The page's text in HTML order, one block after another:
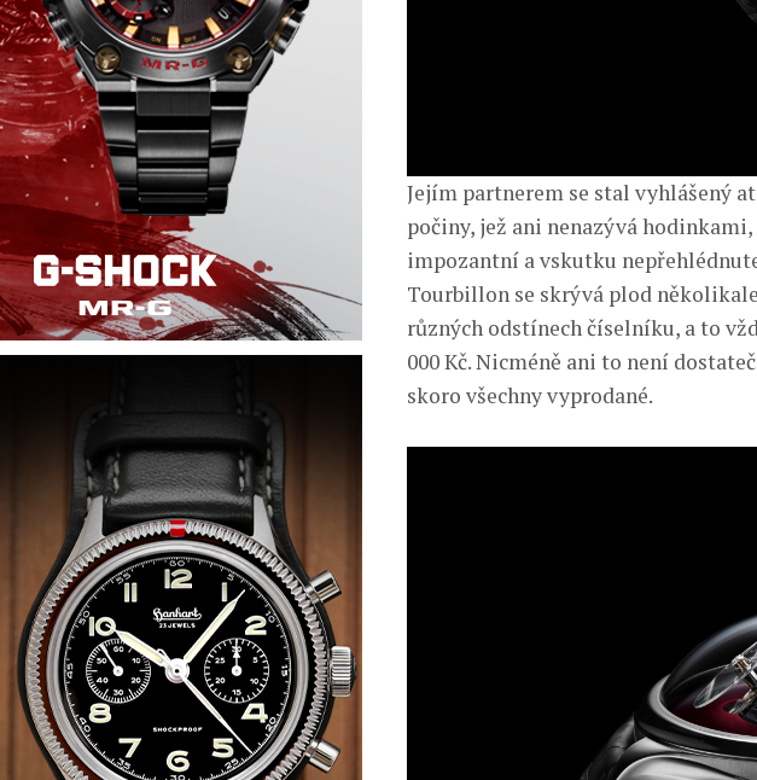
Jejím partnerem se stal vyhlášený
počiny, jež ani nenazývá
impozantní a vskutku
Tourbillon se skrývá plod
různých odstínech číselníku, a to
000 Kč. Nicméně ani to není
skoro všechny vyprodané.